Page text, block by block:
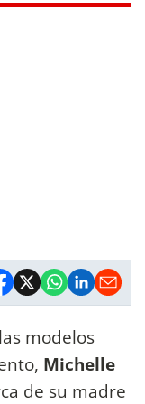
modelos
Michelle
de su madre